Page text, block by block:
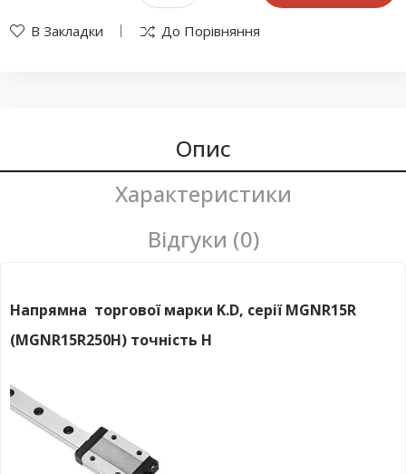
В Закладки До Порівняння
Опис
Характеристики
Відгуки (0)
Напрямна торгової марки K.D, серії MGNR15R
(MGNR15R250H) точність H